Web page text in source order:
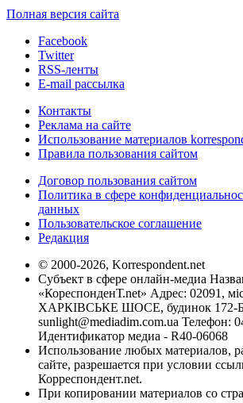
Полная версия сайта
Facebook
Twitter
RSS-ленты
E-mail рассылка
Контакты
Реклама на сайте
Использование материалов
Правила пользования сайтом
Договор пользования сайтом
Политика в сфере
данных
Пользовательское соглашение
Редакция
© 2000-2026, Korrespondent.net
Субъект в сфере онлайн-медиа
«КореспонденТ.net» Адрес: 02091,
ХАРКІВСЬКЕ ШОСЕ, будинок 172-Б,
sunlight@mediadim.com.ua Телефон:
Идентификатор медиа - R40-06068
Использование любых материалов,
сайте, разрешается при условии
Корреспондент.net.
При копировании материалов со